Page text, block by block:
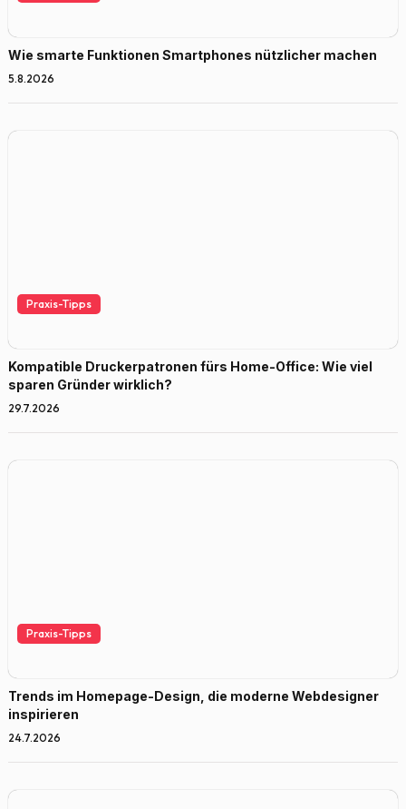
Wie smarte Funktionen Smartphones nützlicher machen
5.8.2026
Praxis-Tipps
Kompatible Druckerpatronen fürs Home-Office: Wie viel
sparen Gründer wirklich?
29.7.2026
Praxis-Tipps
Trends im Homepage-Design, die moderne Webdesigner
inspirieren
24.7.2026